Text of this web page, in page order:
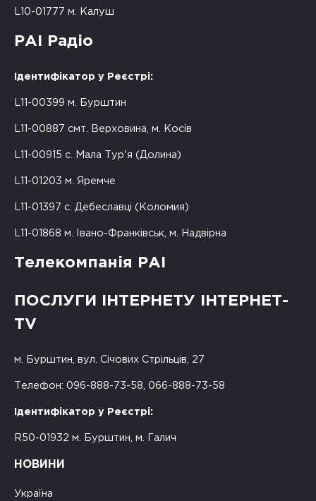
L10-01777 м. Калуш
РАІ Радіо
Ідентифікатор у Реєстрі:
L11-00399 м. Бурштин
L11-00887 смт. Верховина, м. Косів
L11-00915 с. Мала Тур'я (Долина)
L11-01203 м. Яремче
L11-01397 с. Дебеславці (Коломия)
L11-01868 м. Івано-Франківськ, м. Надвірна
Телекомпанія РАІ
ПОСЛУГИ ІНТЕРНЕТУ ІНТЕРНЕТ-
TV
м. Бурштин, вул. Січових Стрільців, 27
Телефон: 096-888-73-58, 066-888-73-58
Ідентифікатор у Реєстрі:
R50-01932 м. Бурштин, м. Галич
НОВИНИ
Україна